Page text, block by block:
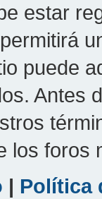
estar
puede
Antes
los foros
| Política